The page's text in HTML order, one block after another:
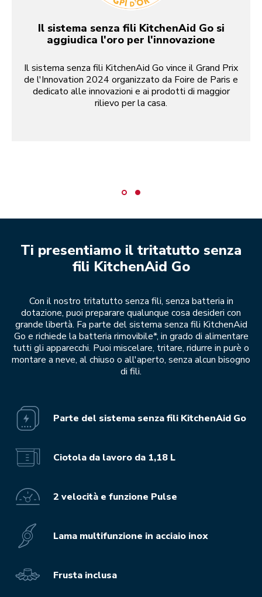
Il sistema senza fili KitchenAid Go si
aggiudica l'oro per l'innovazione
Il sistema senza fili KitchenAid Go vince il Grand Prix
de l'Innovation 2024 organizzato da Foire de Paris e
dedicato alle innovazioni e ai prodotti di maggior
rilievo per la casa.
Ti presentiamo il tritatutto senza
fili KitchenAid Go
Con il nostro tritatutto senza fili, senza batteria in
dotazione, puoi preparare qualunque cosa desideri con
grande libertà. Fa parte del sistema senza fili KitchenAid
Go e richiede la batteria rimovibile*, in grado di alimentare
tutti gli apparecchi. Puoi miscelare, tritare, ridurre in purè o
montare a neve, al chiuso o all'aperto, senza alcun bisogno
di fili.
Parte del sistema senza fili KitchenAid Go
Ciotola da lavoro da 1,18 L
2 velocità e funzione Pulse
Lama multifunzione in acciaio inox
Frusta inclusa